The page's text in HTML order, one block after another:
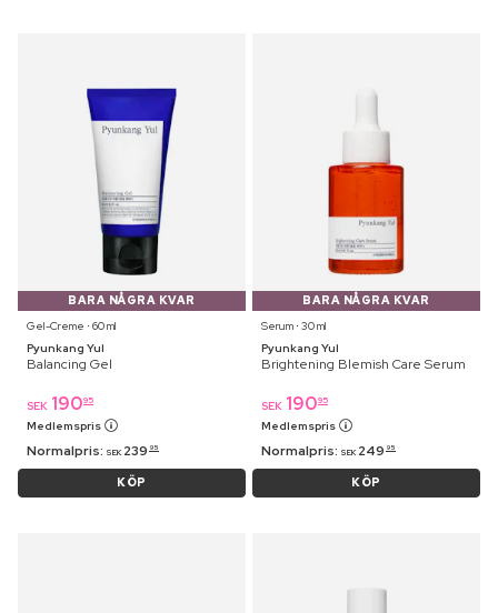
BARA NÅGRA KVAR
Gel-Creme ⋅ 60 ml
Pyunkang Yul
Balancing Gel
SEK 19095
Medlemspris
Normalpris: SEK 239 95
KÖP
BARA NÅGRA KVAR
Serum ⋅ 30 ml
Pyunkang Yul
Brightening Blemish Care Serum
SEK 19095
Medlemspris
Normalpris: SEK 249 95
KÖP